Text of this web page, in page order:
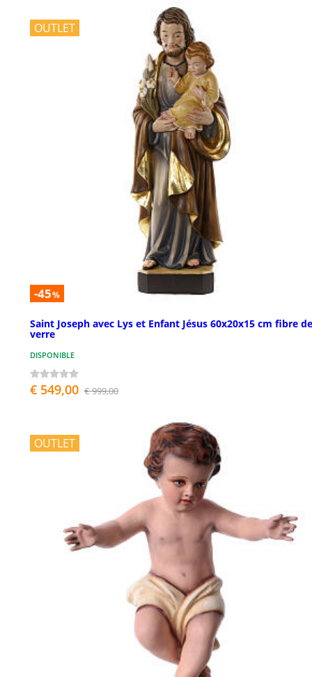
OUTLET
-45%
Saint Joseph avec Lys et Enfant Jésus 60x20x15 cm fibre de
verre
DISPONIBLE
€ 549,00 € 999,00
OUTLET